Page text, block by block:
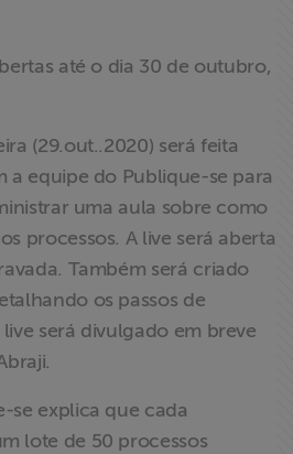
até o dia 30 de outubro,
(29.out..2020) será feita
a equipe do Publique-se para
uma aula sobre como
processos. A live será aberta
Também será criado
os passos de
será divulgado em breve
se explica que cada
lote de 50 processos